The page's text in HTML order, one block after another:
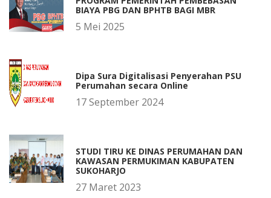
BIAYA PBG DAN BPHTB BAGI MBR
5 Mei 2025
Dipa Sura Digitalisasi Penyerahan PSU
Perumahan secara Online
17 September 2024
STUDI TIRU KE DINAS PERUMAHAN DAN
KAWASAN PERMUKIMAN KABUPATEN
SUKOHARJO
27 Maret 2023